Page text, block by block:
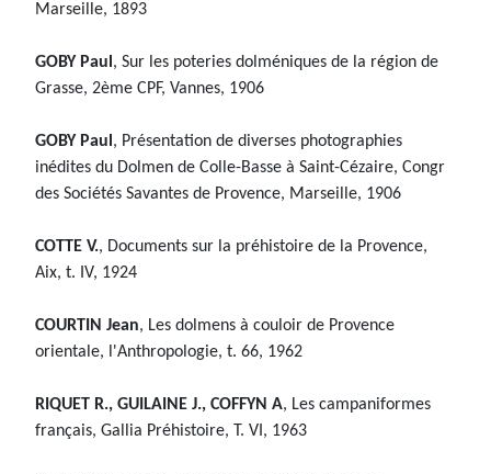
Marseille, 1893
GOBY Paul, Sur les poteries dolméniques de la région de
Grasse, 2ème CPF, Vannes, 1906
GOBY Paul, Présentation de diverses photographies
inédites du Dolmen de Colle-Basse à Saint-Cézaire, Congr
des Sociétés Savantes de Provence, Marseille, 1906
COTTE V., Documents sur la préhistoire de la Provence,
Aix, t. IV, 1924
COURTIN Jean, Les dolmens à couloir de Provence
orientale, l'Anthropologie, t. 66, 1962
RIQUET R., GUILAINE J., COFFYN A, Les campaniformes
français, Gallia Préhistoire, T. VI, 1963